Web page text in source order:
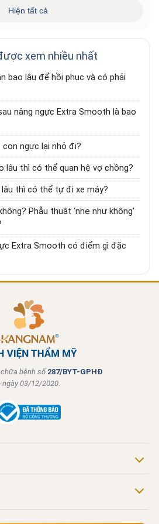
VNĐ, mức giá này đã
Hiện tất cả
xem nhiều nhất
bao lâu để hồi phục và có phải
nâng ngực Extra Smooth là bao
con ngực lại nhỏ đi?
lâu thì có thể quan hệ vợ chồng?
thì có thể tự đi xe máy?
Phẫu thuật ‘nhẹ như không’
Extra Smooth có điểm gì đặc
bệnh số 287/BYT-GPHĐ
ngày 03/12/2020.